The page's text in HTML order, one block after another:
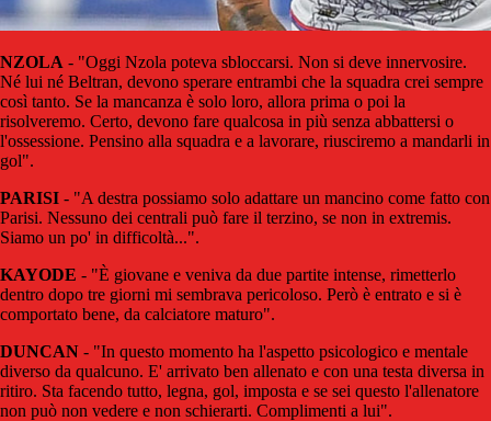
NZOLA - "Oggi Nzola poteva sbloccarsi. Non si deve innervosire.
Né lui né Beltran, devono sperare entrambi che la squadra crei sempre
così tanto. Se la mancanza è solo loro, allora prima o poi la
risolveremo. Certo, devono fare qualcosa in più senza abbattersi o
l'ossessione. Pensino alla squadra e a lavorare, riusciremo a mandarli in
gol".
PARISI - "A destra possiamo solo adattare un mancino come fatto con
Parisi. Nessuno dei centrali può fare il terzino, se non in extremis.
Siamo un po' in difficoltà...".
KAYODE - "È giovane e veniva da due partite intense, rimetterlo
dentro dopo tre giorni mi sembrava pericoloso. Però è entrato e si è
comportato bene, da calciatore maturo".
DUNCAN - "In questo momento ha l'aspetto psicologico e mentale
diverso da qualcuno. E' arrivato ben allenato e con una testa diversa in
ritiro. Sta facendo tutto, legna, gol, imposta e se sei questo l'allenatore
non può non vedere e non schierarti. Complimenti a lui".